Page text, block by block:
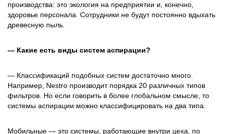
производства: это экология на предприятии и, конечно,
здоровье персонала. Сотрудники не будут постоянно вдыхать
древесную пыль.
— Какие есть виды систем аспирации?
— Классификаций подобных систем достаточно много.
Например, Nestro производит порядка 20 различных типов
фильтров. Но если говорить в более глобальном смысле, то
системы аспирации можно классифицировать на два типа.
Мобильные — это системы, работающие внутри цеха, по